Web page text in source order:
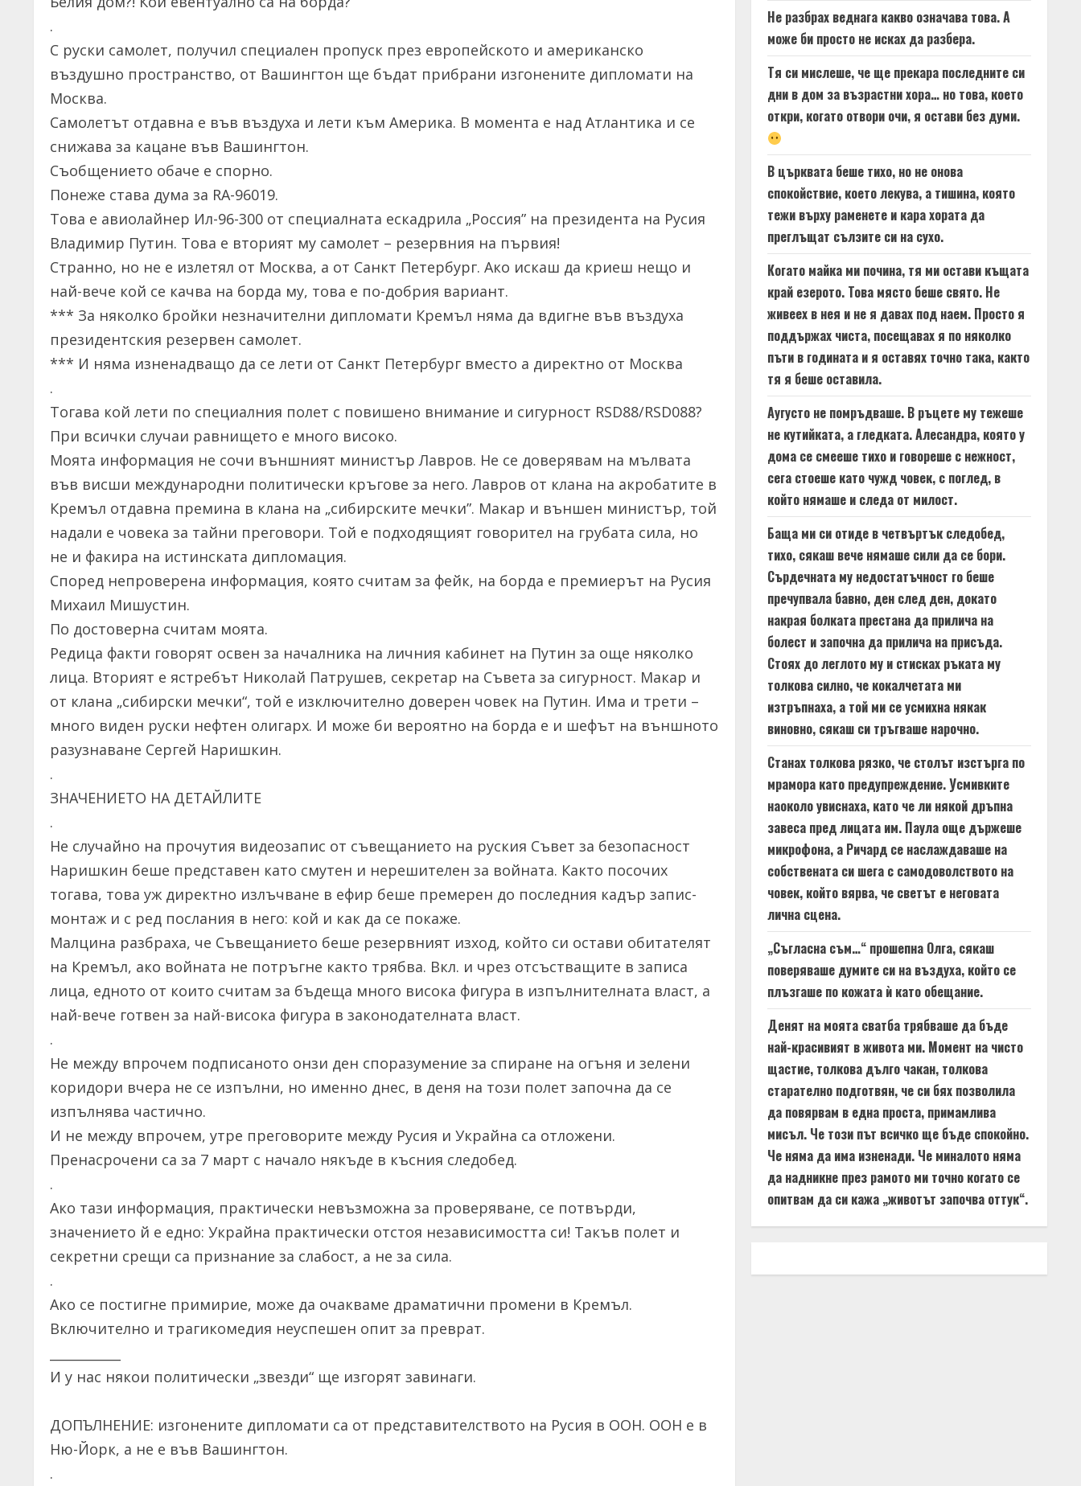
.
С руски самолет, получил специален пропуск през европейското и американско
въздушно пространство, от Вашингтон ще бъдат прибрани изгонените дипломати на
Москва.
Самолетът отдавна е във въздуха и лети към Америка. В момента е над Атлантика и се
снижава за кацане във Вашингтон.
Съобщението обаче е спорно.
Понеже става дума за RA-96019.
Това е авиолайнер Ил-96-300 от специалната ескадрила „Россия” на президента на Русия
Владимир Путин. Това е вторият му самолет – резервния на първия!
Странно, но не е излетял от Москва, а от Санкт Петербург. Ако искаш да криеш нещо и
най-вече кой се качва на борда му, това е по-добрия вариант.
*** За няколко бройки незначителни дипломати Кремъл няма да вдигне във въздуха
президентския резервен самолет.
*** И няма изненадващо да се лети от Санкт Петербург вместо а директно от Москва
.
Тогава кой лети по специалния полет с повишено внимание и сигурност RSD88/RSD088?
При всички случаи равнището е много високо.
Моята информация не сочи външният министър Лавров. Не се доверявам на мълвата
във висши международни политически кръгове за него. Лавров от клана на акробатите в
Кремъл отдавна премина в клана на „сибирските мечки”. Макар и външен министър, той
надали е човека за тайни преговори. Той е подходящият говорител на грубата сила, но
не и факира на истинската дипломация.
Според непроверена информация, която считам за фейк, на борда е премиерът на Русия
Михаил Мишустин.
По достоверна считам моята.
Редица факти говорят освен за началника на личния кабинет на Путин за още няколко
лица. Вторият е ястребът Николай Патрушев, секретар на Съвета за сигурност. Макар и
от клана „сибирски мечки“, той е изключително доверен човек на Путин. Има и трети –
много виден руски нефтен олигарх. И може би вероятно на борда е и шефът на външното
разузнаване Сергей Наришкин.
.
ЗНАЧЕНИЕТО НА ДЕТАЙЛИТЕ
.
Не случайно на прочутия видеозапис от съвещанието на руския Съвет за безопасност
Наришкин беше представен като смутен и нерешителен за войната. Както посочих
тогава, това уж директно излъчване в ефир беше премерен до последния кадър запис-
монтаж и с ред послания в него: кой и как да се покаже.
Малцина разбраха, че Съвещанието беше резервният изход, който си остави обитателят
на Кремъл, ако войната не потръгне както трябва. Вкл. и чрез отсъстващите в записа
лица, едното от които считам за бъдеща много висока фигура в изпълнителната власт, а
най-вече готвен за най-висока фигура в законодателната власт.
.
Не между впрочем подписаното онзи ден споразумение за спиране на огъня и зелени
коридори вчера не се изпълни, но именно днес, в деня на този полет започна да се
изпълнява частично.
И не между впрочем, утре преговорите между Русия и Украйна са отложени.
Пренасрочени са за 7 март с начало някъде в късния следобед.
.
Ако тази информация, практически невъзможна за проверяване, се потвърди,
значението й е едно: Украйна практически отстоя независимостта си! Такъв полет и
секретни срещи са признание за слабост, а не за сила.
.
Ако се постигне примирие, може да очакваме драматични промени в Кремъл.
Включително и трагикомедия неуспешен опит за преврат.
И у нас някои политически „звезди“ ще изгорят завинаги.
ДОПЪЛНЕНИЕ: изгонените дипломати са от представителството на Русия в ООН. ООН е в
Ню-Йорк, а не е във Вашингтон.
.
Не разбрах веднага какво означава това. А
може би просто не исках да разбера.
Тя си мислеше, че ще прекара последните си
дни в дом за възрастни хора… но това, което
откри, когато отвори очи, я остави без думи.
В църквата беше тихо, но не онова
спокойствие, което лекува, а тишина, която
тежи върху раменете и кара хората да
преглъщат сълзите си на сухо.
Когато майка ми почина, тя ми остави къщата
край езерото. Това място беше свято. Не
живеех в нея и не я давах под наем. Просто я
поддържах чиста, посещавах я по няколко
пъти в годината и я оставях точно така, както
тя я беше оставила.
Аугусто не помръдваше. В ръцете му тежеше
не кутийката, а гледката. Алесандра, която у
дома се смееше тихо и говореше с нежност,
сега стоеше като чужд човек, с поглед, в
който нямаше и следа от милост.
Баща ми си отиде в четвъртък следобед,
тихо, сякаш вече нямаше сили да се бори.
Сърдечната му недостатъчност го беше
пречупвала бавно, ден след ден, докато
накрая болката престана да прилича на
болест и започна да прилича на присъда.
Стоях до леглото му и стисках ръката му
толкова силно, че кокалчетата ми
изтръпнаха, а той ми се усмихна някак
виновно, сякаш си тръгваше нарочно.
Станах толкова рязко, че столът изстърга по
мрамора като предупреждение. Усмивките
наоколо увиснаха, като че ли някой дръпна
завеса пред лицата им. Паула още държеше
микрофона, а Ричард се наслаждаваше на
собствената си шега с самодоволството на
човек, който вярва, че светът е неговата
лична сцена.
„Съгласна съм…“ прошепна Олга, сякаш
поверяваше думите си на въздуха, който се
плъзгаше по кожата ѝ като обещание.
Денят на моята сватба трябваше да бъде
най-красивият в живота ми. Момент на чисто
щастие, толкова дълго чакан, толкова
старателно подготвян, че си бях позволила
да повярвам в една проста, примамлива
мисъл. Че този път всичко ще бъде спокойно.
Че няма да има изненади. Че миналото няма
да надникне през рамото ми точно когато се
опитвам да си кажа „животът започва оттук“.